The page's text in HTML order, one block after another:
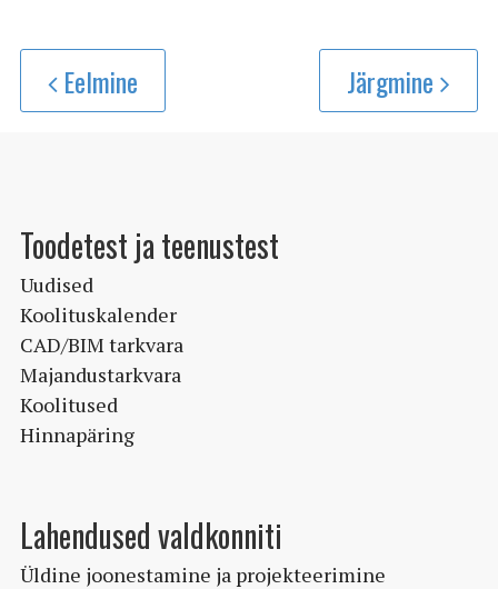
Eelmine Järgmine
Toodetest ja teenustest
Uudised
Koolituskalender
CAD/BIM tarkvara
Majandustarkvara
Koolitused
Hinnapäring
Lahendused valdkonniti
Üldine joonestamine ja projekteerimine